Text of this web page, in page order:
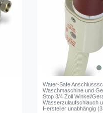
Water-Safe
Waschmaschine und
Stop 3/4 Zoll Winkel/
Wasserzulaufschlauch
Hersteller unabhängig